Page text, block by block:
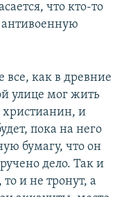
что кто-то
все, как в древние
улице мог жить
христианин, и
пока на него
бумагу, что он
дело. Так и
и не тронут, а